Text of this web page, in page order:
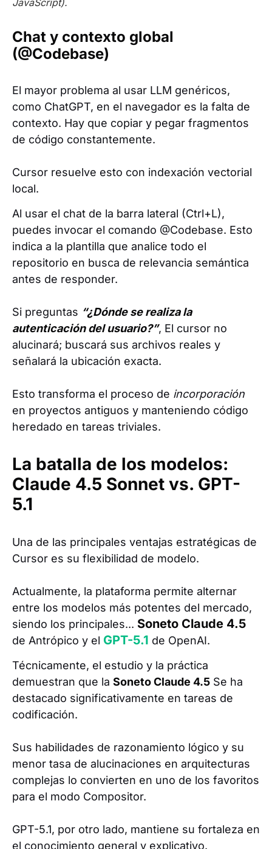
Chat y contexto global
(@Codebase)
El mayor problema al usar LLM genéricos,
como ChatGPT, en el navegador es la falta de
contexto. Hay que copiar y pegar fragmentos
de código constantemente.
Cursor resuelve esto con indexación vectorial
local.
Al usar el chat de la barra lateral (Ctrl+L),
puedes invocar el comando @Codebase. Esto
indica a la plantilla que analice todo el
repositorio en busca de relevancia semántica
antes de responder.
Si preguntas “¿Dónde se realiza la
autenticación del usuario?”, El cursor no
alucinará; buscará sus archivos reales y
señalará la ubicación exacta.
Esto transforma el proceso de incorporación
en proyectos antiguos y manteniendo código
heredado en tareas triviales.
La batalla de los modelos:
Claude 4.5 Sonnet vs. GPT-
5.1
Una de las principales ventajas estratégicas de
Cursor es su flexibilidad de modelo.
Actualmente, la plataforma permite alternar
entre los modelos más potentes del mercado,
siendo los principales... Soneto Claude 4.5
de Antrópico y el GPT-5.1 de OpenAI.
Técnicamente, el estudio y la práctica
demuestran que la Soneto Claude 4.5 Se ha
destacado significativamente en tareas de
codificación.
Sus habilidades de razonamiento lógico y su
menor tasa de alucinaciones en arquitecturas
complejas lo convierten en uno de los favoritos
para el modo Compositor.
GPT-5.1, por otro lado, mantiene su fortaleza en
el conocimiento general y explicativo.